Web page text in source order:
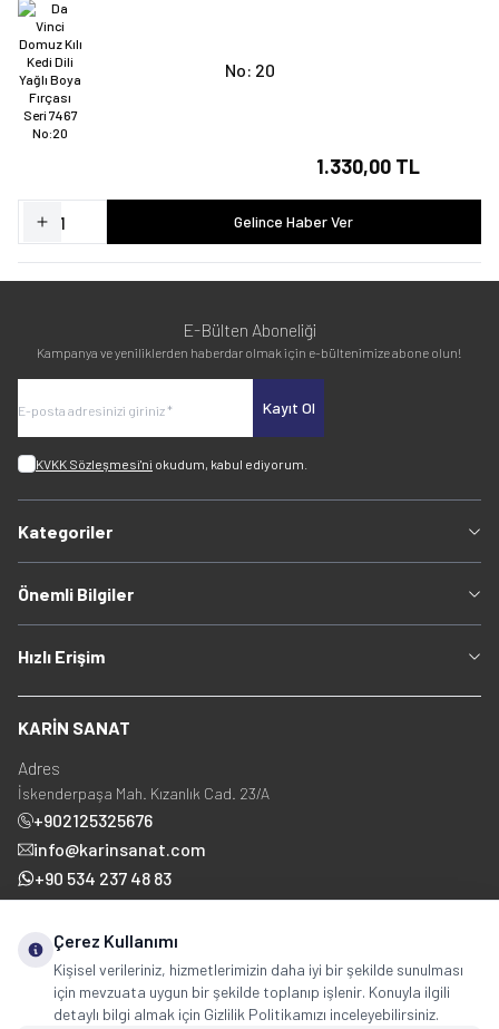
No: 20
1.330,00 TL
Gelince Haber Ver
E-Bülten Aboneliği
Kampanya ve yeniliklerden haberdar olmak için e-bültenimize abone olun!
Kayıt Ol
KVKK Sözleşmesi'ni okudum, kabul ediyorum.
Kategoriler
Önemli Bilgiler
Hızlı Erişim
KARİN SANAT
Adres
İskenderpaşa Mah. Kızanlık Cad. 23/A
+902125325676
info@karinsanat.com
+90 534 237 48 83
Çerez Kullanımı
Kişisel verileriniz, hizmetlerimizin daha iyi bir şekilde sunulması
için mevzuata uygun bir şekilde toplanıp işlenir. Konuyla ilgili
detaylı bilgi almak için Gizlilik Politikamızı inceleyebilirsiniz.